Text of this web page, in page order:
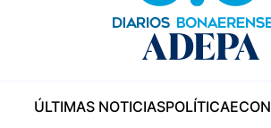
ÚLTIMAS NOTICIASPOLÍTICA